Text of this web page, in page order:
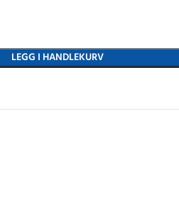
LEGG I HANDLEKURV